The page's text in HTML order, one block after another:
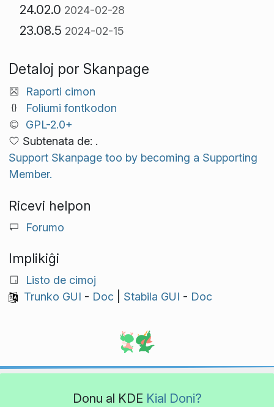
24.02.0 2024-02-28
23.08.5 2024-02-15
Detaloj por Skanpage
Raporti cimon
Foliumi fontkodon
GPL-2.0+
Subtenata de: .
Support Skanpage too by becoming a Supporting
Member.
Ricevi helpon
Forumo
Implikiĝi
Listo de cimoj
Trunko GUI - Doc| Stabila GUI - Doc
Donu al KDE Kial Doni?